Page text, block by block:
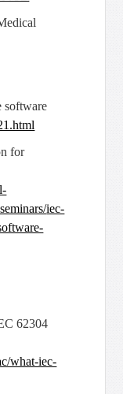
software
for
iec-
62304
what-iec-